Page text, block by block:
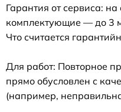
Гарантия от сервиса:
комплектующие — до 3
Что считается
Для работ: Повторное
прямо обусловлен с
(например,